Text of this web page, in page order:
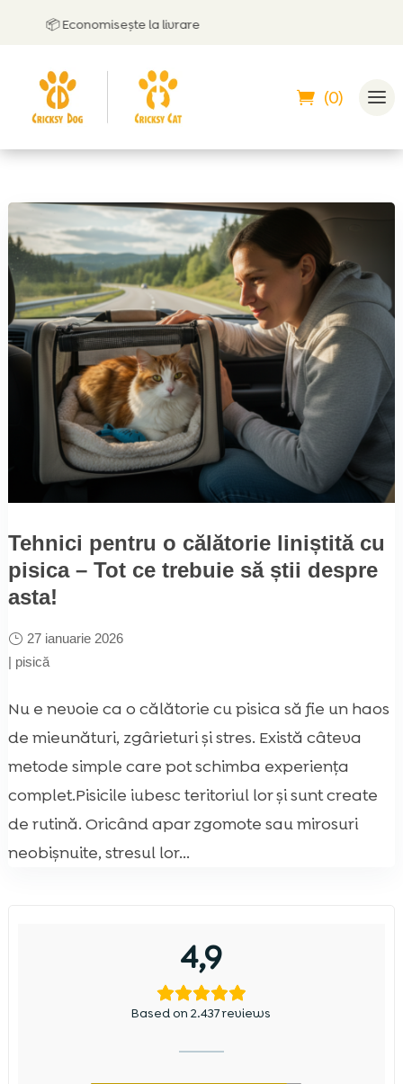
📦 Economisește la livrare
(0)
Tehnici pentru o călătorie liniștită cu
pisica – Tot ce trebuie să știi despre
asta!
27 ianuarie 2026
| pisică
Nu e nevoie ca o călătorie cu pisica să fie un haos
de mieunături, zgârieturi și stres. Există câteva
metode simple care pot schimba experiența
complet.Pisicile iubesc teritoriul lor și sunt create
de rutină. Oricând apar zgomote sau mirosuri
neobișnuite, stresul lor...
4,9
Based on 2.437 reviews